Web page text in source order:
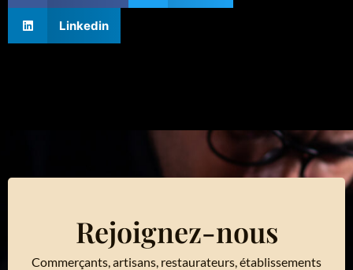
Linkedin
Rejoignez-nous
Commerçants, artisans, restaurateurs, établissements